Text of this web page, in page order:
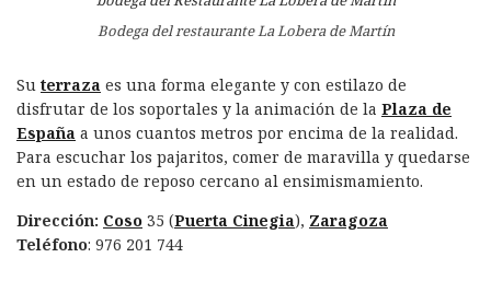
Bodega del restaurante La Lobera de Martín
Su terraza es una forma elegante y con estilazo de
disfrutar de los soportales y la animación de la Plaza de
España a unos cuantos metros por encima de la realidad.
Para escuchar los pajaritos, comer de maravilla y quedarse
en un estado de reposo cercano al ensimismamiento.
Dirección: Coso 35 (Puerta Cinegia), Zaragoza
Teléfono: 976 201 744